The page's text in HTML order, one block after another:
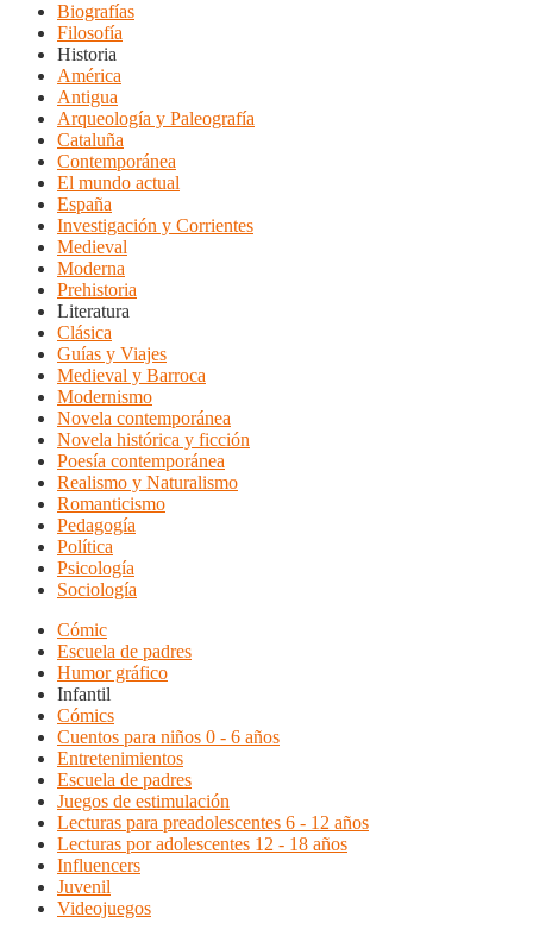
Biografías
Filosofía
Historia
América
Antigua
Arqueología y Paleografía
Cataluña
Contemporánea
El mundo actual
España
Investigación y Corrientes
Medieval
Moderna
Prehistoria
Literatura
Clásica
Guías y Viajes
Medieval y Barroca
Modernismo
Novela contemporánea
Novela histórica y ficción
Poesía contemporánea
Realismo y Naturalismo
Romanticismo
Pedagogía
Política
Psicología
Sociología
Cómic
Escuela de padres
Humor gráfico
Infantil
Cómics
Cuentos para niños 0 - 6 años
Entretenimientos
Escuela de padres
Juegos de estimulación
Lecturas para preadolescentes 6 - 12 años
Lecturas por adolescentes 12 - 18 años
Influencers
Juvenil
Videojuegos